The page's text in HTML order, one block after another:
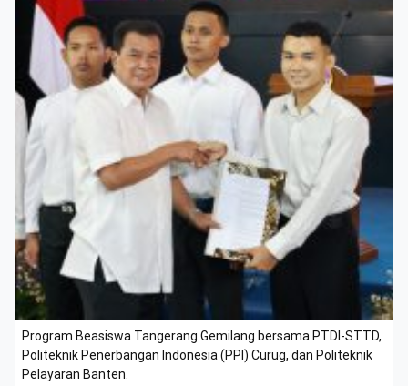
Program Beasiswa Tangerang Gemilang bersama PTDI-STTD,
Politeknik Penerbangan Indonesia (PPI) Curug, dan Politeknik
Pelayaran Banten.